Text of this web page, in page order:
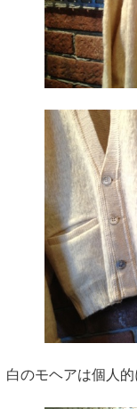
白のモヘアは個人